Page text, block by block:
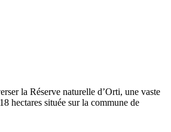
la Réserve naturelle d’Orti, une vaste
hectares située sur la commune de